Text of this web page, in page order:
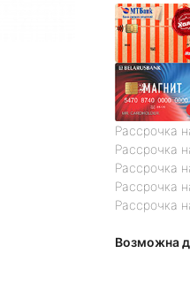
Рассрочка
Рассрочка
Рассрочка
Рассрочка
Рассрочка
Возможна